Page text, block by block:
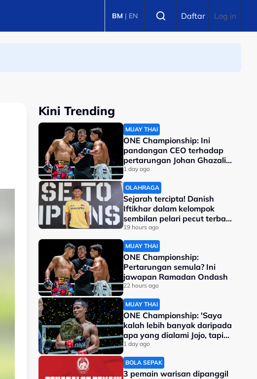
BM | EN Daftar Log in
Kini Trending
MUAY THAI
ONE Championship: Ini
pandangan CEO terhadap
pertarungan Johan Ghazali-
Ramadan Ondash
1 day ago
OLAHRAGA
Sejarah tercipta! Danish
Iftikhar dalam kelompok
sembilan pelari pecut terbaik
dunia
19 hours ago
MUAY THAI
ONE Championship:
Pertarungan semula? Ini
jawapan Ramadan Ondash
22 hours ago
MUAY THAI
ONE Championship: 'Saya
kalah lebih banyak daripada
apa yang dialami Jojo, tapi
saya jadi juara dunia'
1 day ago
BOLA SEPAK
3 pemain warisan dipanggil